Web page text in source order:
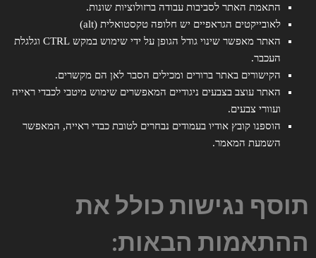
התאמת האתר לסביבות עבודה ברזולוציות שונות.
לאובייקטים הגראפיים יש חלופה טקסטואלית (alt)
האתר מאפשר שינוי גודל הגופן על ידי שימוש במקש CTRL וגלגלת
העכבר.
הקישורים באתר ברורים ומכילים הסבר לאן הם מקשרים.
האתר עוצב בצבעים ניגודיים המאפשרים שימוש מיטבי לכבדי ראייה
ועוורי צבעים.
הוספנו קובץ אודיו בעמודים נבחרים לטובת כבדי ראייה, המאפשר
השמעת המאמר.
תוסף נגישות כולל את
ההתאמות הבאות: